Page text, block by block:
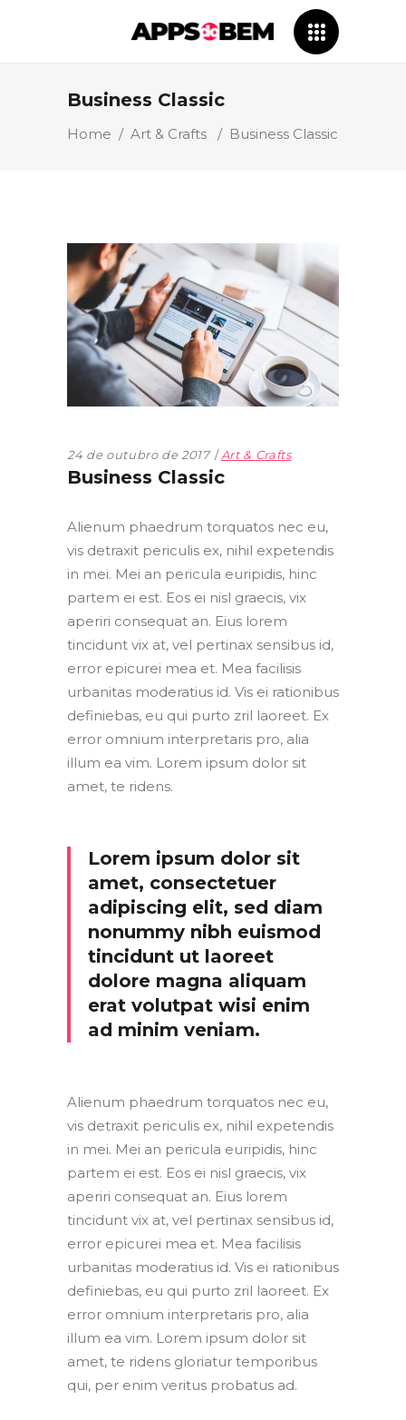
Business Classic
Home / Art & Crafts / Business Classic
24 de outubro de 2017 Art & Crafts
Business Classic
Alienum phaedrum torquatos nec eu,
vis detraxit periculis ex, nihil expetendis
in mei. Mei an pericula euripidis, hinc
partem ei est. Eos ei nisl graecis, vix
aperiri consequat an. Eius lorem
tincidunt vix at, vel pertinax sensibus id,
error epicurei mea et. Mea facilisis
urbanitas moderatius id. Vis ei rationibus
definiebas, eu qui purto zril laoreet. Ex
error omnium interpretaris pro, alia
illum ea vim. Lorem ipsum dolor sit
amet, te ridens.
Lorem ipsum dolor sit
amet, consectetuer
adipiscing elit, sed diam
nonummy nibh euismod
tincidunt ut laoreet
dolore magna aliquam
erat volutpat wisi enim
ad minim veniam.
Alienum phaedrum torquatos nec eu,
vis detraxit periculis ex, nihil expetendis
in mei. Mei an pericula euripidis, hinc
partem ei est. Eos ei nisl graecis, vix
aperiri consequat an. Eius lorem
tincidunt vix at, vel pertinax sensibus id,
error epicurei mea et. Mea facilisis
urbanitas moderatius id. Vis ei rationibus
definiebas, eu qui purto zril laoreet. Ex
error omnium interpretaris pro, alia
illum ea vim. Lorem ipsum dolor sit
amet, te ridens gloriatur temporibus
qui, per enim veritus probatus ad.